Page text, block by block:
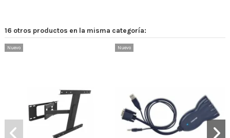
16 otros productos en la misma categoría:
Nuevo Nuevo